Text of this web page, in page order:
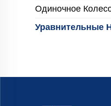
Одиночное
Уравнительные